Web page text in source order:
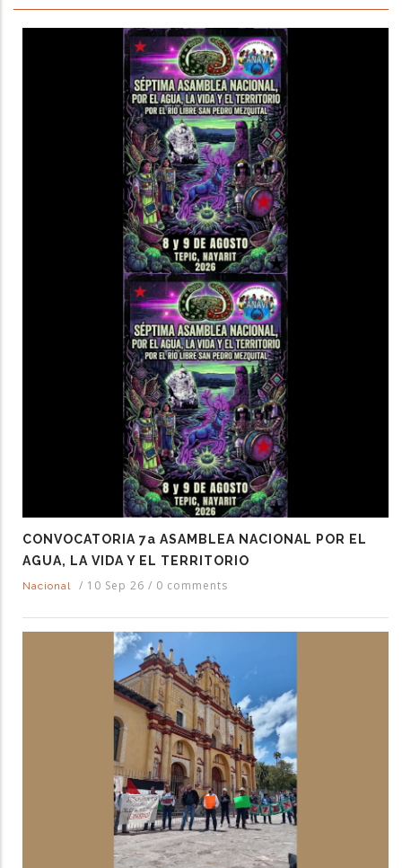
CONVOCATORIA 7a ASAMBLEA NACIONAL POR EL
AGUA, LA VIDA Y EL TERRITORIO
Nacional / 10 Sep 26 / 0 comments